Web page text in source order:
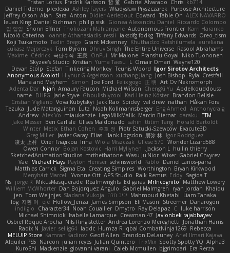
kb714
Chris
Gabriel Alvarado
哲 董
Fredrik Karlsson
Tristan Lorius
Purpose Architecture
Władysław Pryszczarek
Ashley Fayers
plexlexia
Daniel Tidemo
ALEX NAVARRO
Table On
Edward
Didier Aerlebout
Anton
Sara
Alan
Jeffrey Olson
Riccardo Colombo
Gionea Alexandru Daniel
philip sisk
Daniel Richman
Ieuan King
Karri Haranko
Autonomous Frontier
Thokozani Mahlanyane
Shonn Effner
얍 얍얍
Oreo_tism
Tiffany Edwards
iaksdfg fodkg
ressii
Ioannis Athanasiadis
Nicolò Caterina
aureliana
Khuthadzo Ratshilumela
Grant Mckenney
Tadin Brego
Koji Tsukamoto
Rasool Abrahams
The Entire Universe
Dhruv Singh
Tom Byrom
Łukasz Majorczyk
Niko Tuononen
Pranshu Goyal
Mr Malone
OnPui
王庚
극단수작
Cédrick
Maxime
Wayne120
Omair Omari
L
Yuma Taesu
Kristian
Skyzee's Studio
Igor Sirotov Architects
Teunis Woord
Tinkering Monkey
Stefan
Devan Stolp
Rylai Crestfall
Josh Bishop
xuchang jiang
Hlynur G Asgeirsson
Anonymous Axolotl
Art Ov Nekromorph
正 明
Felix gogo
Joe Ford
Simon
Mana and Mayhem
Abdelkouddouss
ChengXi Yu
Michael Wilson
Amaury Faucon
Njan
Adenta Dar
Brandon Belisle
Karl-Heinz Köster
Ghoulishlycool
Jarle Styve
DHFG
name
Håkan Fors
nathan
val drew
Spidey
Jack Rao
Vova Kubytskyi
Cristian Vigliano
Anthonycraig
Eng Ahmed
Noah Kollmannsberger
Lutz
Jude Matanguihan
Tezuka
ETM
daraku
Marcin Biernat
LegoMilkMalik
miaukenzie
Alex Vo
Andrew
Horald Bartoldt
ttitim Tang
sahin
Ulises Maldonado
Ben Carlisle
Jake Messer
Exacute3D
Piotr Sztucki-Szewców
주호 정
Ethan Cohen
Metix
Winter
Igor Rodriguez
朋弥 林
Hank Logsdon
Elias
Javier Garay
Greg Miller
Wonder Lizard588
Gliese 570
Wiola Miszczak
Irina
Олег Гладков
凌太 上村
hullin thierry
Jackson L.
Harri Myllynen
Bojan Kostovic
Owen Connor
Gabriel Chvyrev
Wixer
Wasu Ju'Nior
mrthethatone
SketchedAnimationStudios
Daniel Larios-parra
Pablo
selvinsworld
Payton Heniser
Michael Hays
Vae
Bryan Kirkwood
Worthington
Creating Simpires
Sigma Eta
Matthias Carrick
Sagida T
Eddy
Raik Remus
APS Studio
Yvonne Ott
Menyhárt Marcell
Matthew Lowery
MrIncognito
Ed garas
Realmwrights
MikusMasquerade
jorge R
Ns
Khaidu
ryan jordan
Gabriel Malmgren
Dan Bojorquez Angulo
Williem McWhorter
Liam Tanaka
Mahmoud Khetabi יניב חלה Sladana Vukoja
Tom Weijnjes
jen
Danarogon
Streemer
Eli Mason
James Simpson
Hollow_Jenza
eje
지환 이
log
luke harrison
C
Ray Delapaz
Dmytro
Noah Couallier
Character34
indiiglo
Javlonbek rajabbayev
Crewman 47
Isabelle Lamarque
Michael Shimniok
Jonathan Harris
Andrea Lorenzo Mereghetti
Nils Ringlstetter
Osbiel Roque Arocha
Rebecca
Humza R Iqbal CombatNinja1269
laddc
sellig64
Javier
Radix N
Ariel Ilmari Kajava
Brandon DeLauney
Geoff Allen
Kamran Kadirov
MELUIP Store
Alpha3
Spotty Spotty YQ
TrixMix
Julian Quintero
julian reyes
Nareon
Alquiler PS5
Era Rerza
bjgrimoari
Caleb Mcmullen
giovanni varani
Mackenzie
KuroShi